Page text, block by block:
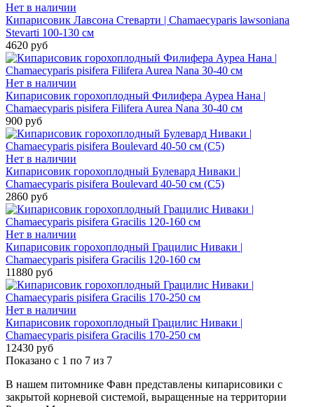
Нет в наличии
Кипарисовик Лавсона Стеварти | Chamaecyparis lawsoniana
Stevarti 100-130 см
4620 руб
Нет в наличии
Кипарисовик горохоплодный Филифера Ауреа Нана |
Chamaecyparis pisifera Filifera Aurea Nana 30-40 см
900 руб
Нет в наличии
Кипарисовик горохоплодный Булевард Ниваки |
Chamaecyparis pisifera Boulevard 40-50 см (С5)
2860 руб
Нет в наличии
Кипарисовик горохоплодный Грацилис Ниваки |
Chamaecyparis pisifera Gracilis 120-160 см
11880 руб
Нет в наличии
Кипарисовик горохоплодный Грацилис Ниваки |
Chamaecyparis pisifera Gracilis 170-250 см
12430 руб
Показано с 1 по 7 из 7
В нашем питомнике Фавн представлены кипарисовики с
закрытой корневой системой, выращенные на территории